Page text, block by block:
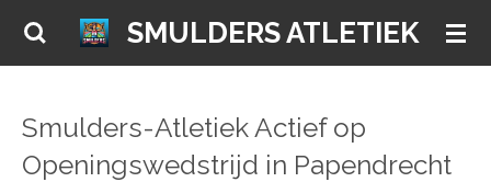
Ga
hoofdinhoud
SMULDERS ATLETIEK
Smulders-Atletiek Actief op
Openingswedstrijd in Papendrecht